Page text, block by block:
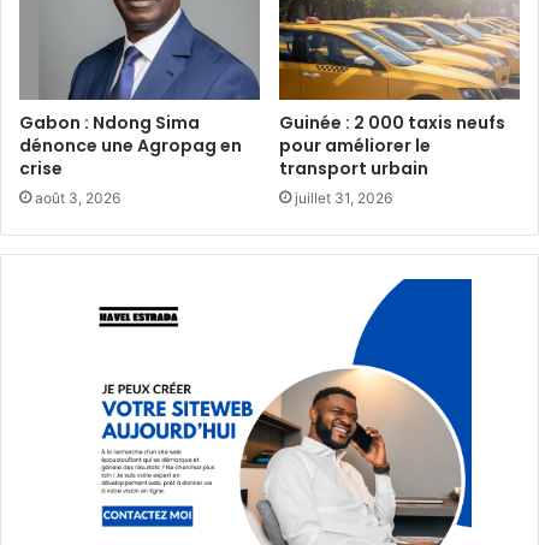
Gabon : Ndong Sima
dénonce une Agropag en
crise
août 3, 2026
Guinée : 2 000 taxis neufs
pour améliorer le
transport urbain‎
juillet 31, 2026